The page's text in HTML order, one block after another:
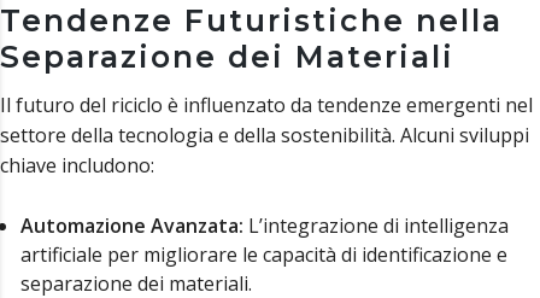
Tendenze Futuristiche nella
Separazione dei Materiali
Il futuro del riciclo è influenzato da tendenze emergenti nel
settore della tecnologia e della sostenibilità. Alcuni sviluppi
chiave includono:
Automazione Avanzata: L’integrazione di intelligenza
artificiale per migliorare le capacità di identificazione e
separazione dei materiali.